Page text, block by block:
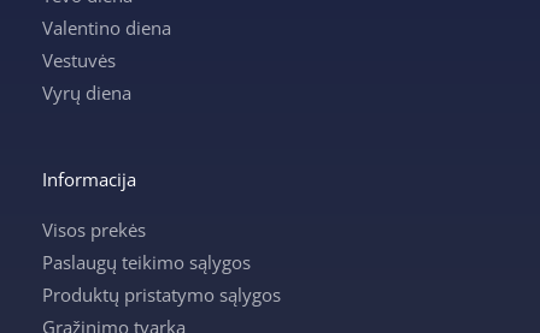
Valentino diena
Vestuvės
Vyrų diena
Informacija
Visos prekės
Paslaugų teikimo sąlygos
Produktų pristatymo sąlygos
Grąžinimo tvarka